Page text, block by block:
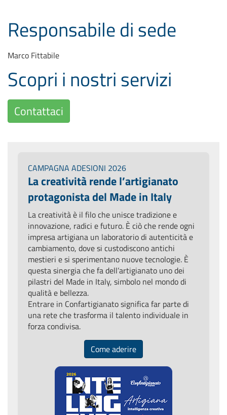
Responsabile di sede
Marco Fittabile
Scopri i nostri servizi
Contattaci
CAMPAGNA ADESIONI 2026
La creatività rende l’artigianato
protagonista del Made in Italy
La creatività è il filo che unisce tradizione e
innovazione, radici e futuro. È ciò che rende ogni
impresa artigiana un laboratorio di autenticità e
cambiamento, dove si custodiscono antichi
mestieri e si sperimentano nuove tecnologie. È
questa sinergia che fa dell’artigianato uno dei
pilastri del Made in Italy, simbolo nel mondo di
qualità e bellezza.
Entrare in Confartigianato significa far parte di
una rete che trasforma il talento individuale in
forza condivisa.
Come aderire